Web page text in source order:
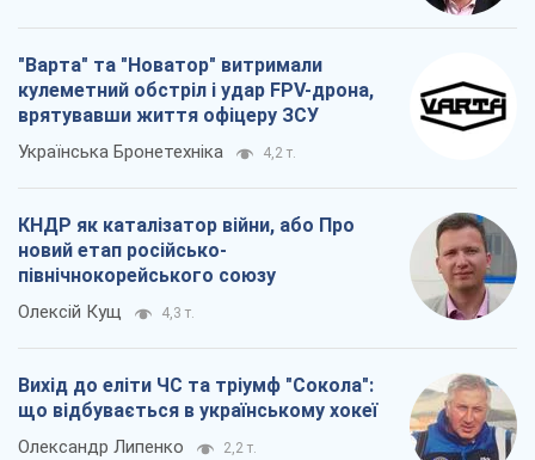
"Варта" та "Новатор" витримали
кулеметний обстріл і удар FPV-дрона,
врятувавши життя офіцеру ЗСУ
Українська Бронетехніка 4,2 т.
КНДР як каталізатор війни, або Про
новий етап російсько-
північнокорейського союзу
Олексій Кущ 4,3 т.
Вихід до еліти ЧС та тріумф "Сокола":
що відбувається в українському хокеї
Олександр Липенко 2,2 т.